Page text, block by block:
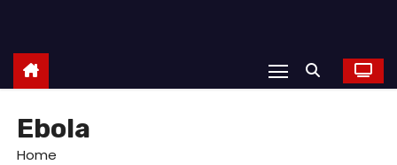
Ebola
Home